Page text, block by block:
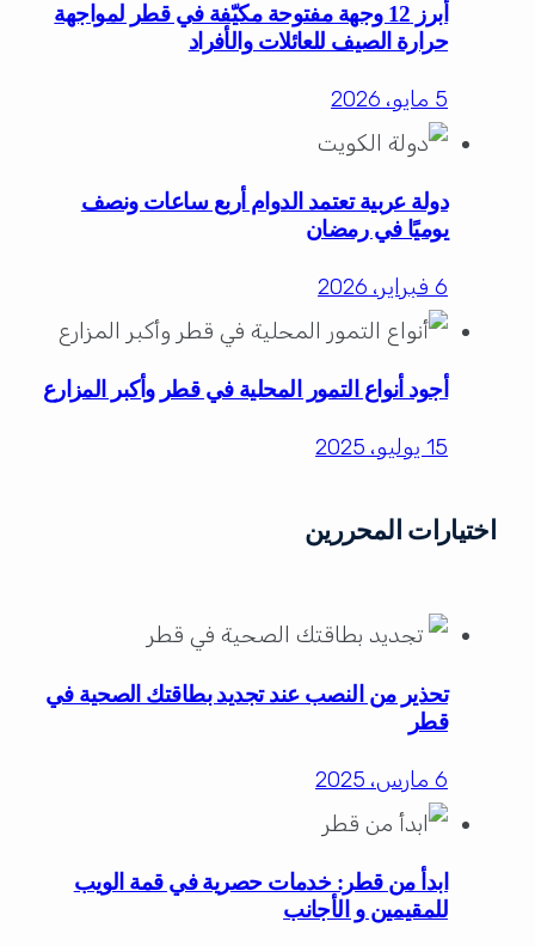
أبرز 12 وجهة مفتوحة مكيّفة في قطر لمواجهة
حرارة الصيف للعائلات والأفراد
5 مايو، 2026
دولة عربية تعتمد الدوام أربع ساعات ونصف
يوميًا في رمضان
6 فبراير، 2026
أجود أنواع التمور المحلية في قطر وأكبر المزارع
15 يوليو، 2025
اختيارات المحررين
تحذير من النصب عند تجديد بطاقتك الصحية في
قطر
6 مارس، 2025
ابدأ من قطر: خدمات حصرية في قمة الويب
للمقيمين و الأجانب